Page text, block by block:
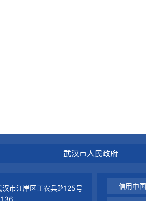
武汉市人民政府
市江岸区工农兵路125号
信用中国